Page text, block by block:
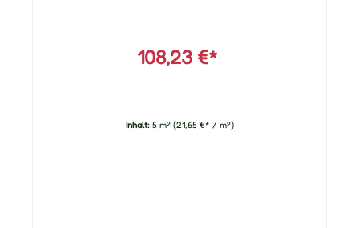
108,23 €*
Inhalt: 5 m² (21,65 €* / m²)